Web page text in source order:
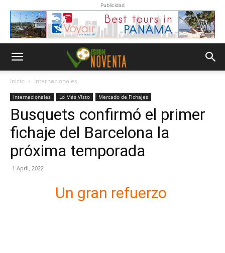
Publicidad
Inicio Internacionales
Internacionales Lo Más Visto Mercado de Fichajes
Busquets confirmó el primer
fichaje del Barcelona la
próxima temporada
1 April, 2022
Un gran refuerzo